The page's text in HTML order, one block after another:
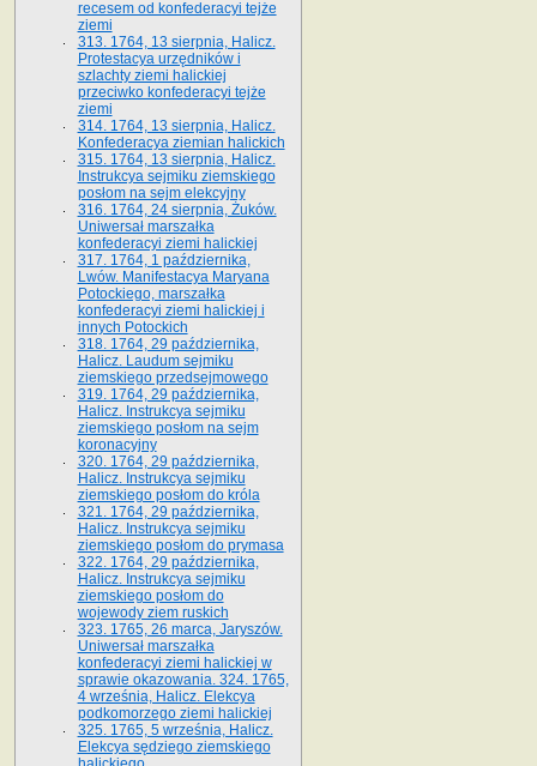
recesem od konfederacyi tejże
ziemi
313. 1764, 13 sierpnia, Halicz.
Protestacya urzędników i
szlachty ziemi halickiej
przeciwko konfederacyi tejże
ziemi
314. 1764, 13 sierpnia, Halicz.
Konfederacya ziemian halickich
315. 1764, 13 sierpnia, Halicz.
Instrukcya sejmiku ziemskiego
posłom na sejm elekcyjny
316. 1764, 24 sierpnia, Żuków.
Uniwersał marszałka
konfederacyi ziemi halickiej
317. 1764, 1 października,
Lwów. Manifestacya Maryana
Potockiego, marszałka
konfederacyi ziemi halickiej i
innych Potockich
318. 1764, 29 października,
Halicz. Laudum sejmiku
ziemskiego przedsejmowego
319. 1764, 29 października,
Halicz. Instrukcya sejmiku
ziemskiego posłom na sejm
koronacyjny
320. 1764, 29 października,
Halicz. Instrukcya sejmiku
ziemskiego posłom do króla
321. 1764, 29 października,
Halicz. Instrukcya sejmiku
ziemskiego posłom do prymasa
322. 1764, 29 października,
Halicz. Instrukcya sejmiku
ziemskiego posłom do
wojewody ziem ruskich
323. 1765, 26 marca, Jaryszów.
Uniwersał marszałka
konfederacyi ziemi halickiej w
sprawie okazowania. 324. 1765,
4 września, Halicz. Elekcya
podkomorzego ziemi halickiej
325. 1765, 5 września, Halicz.
Elekcya sędziego ziemskiego